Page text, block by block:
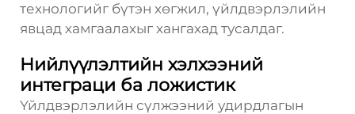
технологийг бүтэн хөгжил, үйлдвэрлэлийн
явцад хамгаалахыг хангахад тусалдаг.
Нийлүүлэлтийн хэлхээний
интеграци ба ложистик
Үйлдвэрлэлийн сүлжээний удирдлагын